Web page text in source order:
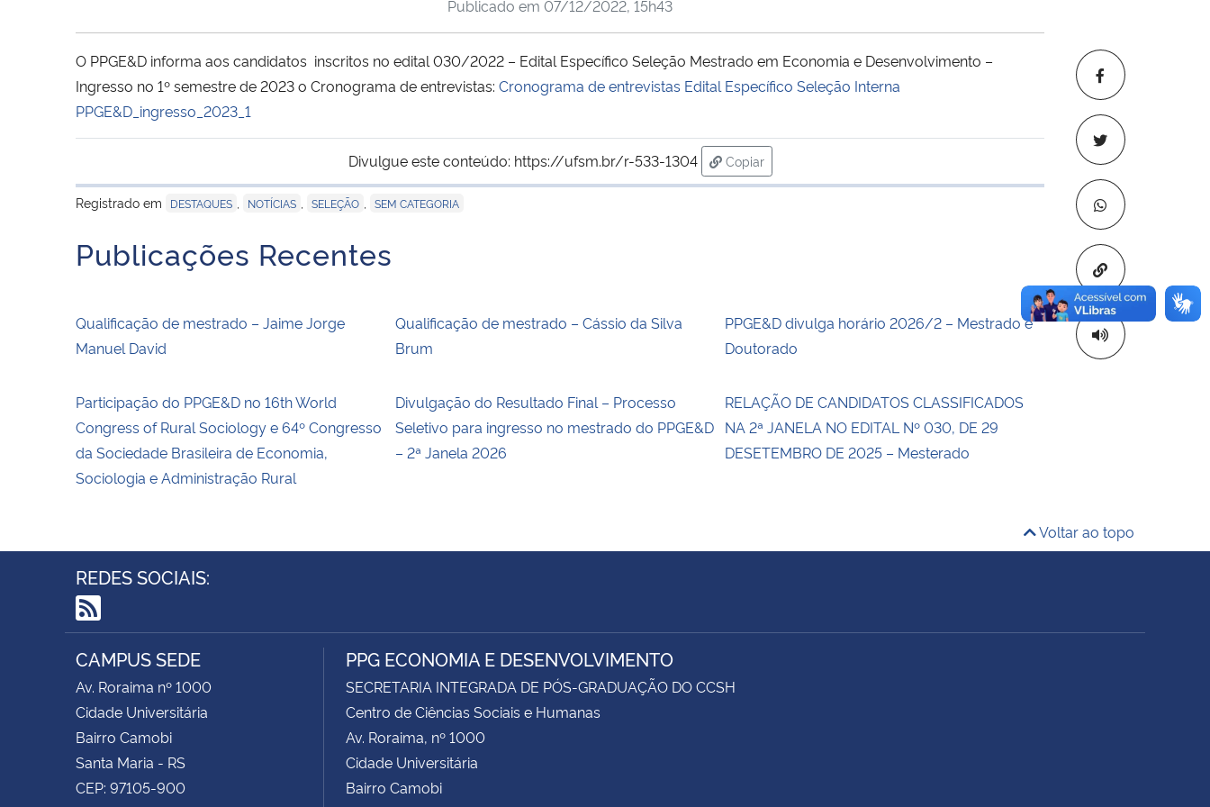
Copiar para
Publicado em 07/12/2022, 15h43
O PPGE&D informa aos candidatos inscritos no edital 030/2022 – Edital Específico Seleção Mestrado em Economia e Desenvolvimento –
Ingresso no 1º semestre de 2023 o Cronograma de entrevistas: Cronograma de entrevistas Edital Específico Seleção Interna
PPGE&D_ingresso_2023_1
Divulgue este conteúdo: https://ufsm.br/r-533-1304
Copiar
para área de transferência
Registrado em
DESTAQUES NOTÍCIAS SELEÇÃO SEM CATEGORIA
Publicações Recentes
Qualificação de mestrado – Jaime Jorge
Manuel David
Qualificação de mestrado – Cássio da Silva
Brum
PPGE&D divulga horário 2026/2 – Mestrado e
Doutorado
Participação do PPGE&D no 16th World
Congress of Rural Sociology e 64º Congresso
da Sociedade Brasileira de Economia,
Sociologia e Administração Rural
Divulgação do Resultado Final – Processo
Seletivo para ingresso no mestrado do PPGE&D
– 2ª Janela 2026
RELAÇÃO DE CANDIDATOS CLASSIFICADOS
NA 2ª JANELA NO EDITAL Nº 030, DE 29
DESETEMBRO DE 2025 – Mesterado
Voltar ao topo
REDES SOCIAIS:
RSS
CAMPUS SEDE
Av. Roraima nº 1000
Cidade Universitária
Bairro Camobi
Santa Maria - RS
CEP: 97105-900
PPG ECONOMIA E DESENVOLVIMENTO
SECRETARIA INTEGRADA DE PÓS-GRADUAÇÃO DO CCSH
Centro de Ciências Sociais e Humanas
Av. Roraima, nº 1000
Cidade Universitária
Bairro Camobi